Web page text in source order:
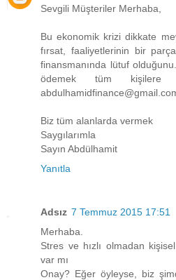
Sevgili Müşteriler Merhaba,
Bu ekonomik krizi dikkate
fırsat, faaliyetlerinin bir
finansmanında lütuf
ödemek tüm kişilere
Biz tüm alanlarda vermek
Saygılarımla
Sayın Abdülhamit
Yanıtla
Adsız 7 Temmuz 2015 17:51
Merhaba.
Stres ve hızlı olmadan
var mı
Onay? Eğer öyleyse, biz